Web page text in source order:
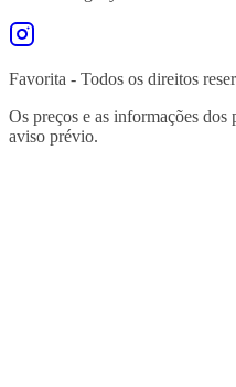
Favorita - Todos os direitos
Os preços e as informações dos
aviso prévio.